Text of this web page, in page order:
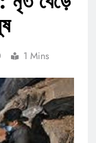
1 Mins